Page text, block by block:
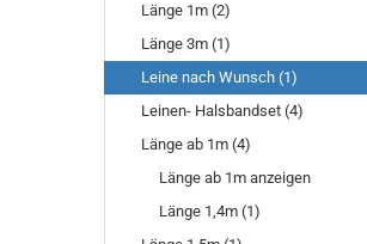
Länge 1m (2)
Länge 3m (1)
Leine nach Wunsch (1)
Leinen- Halsbandset (4)
Länge ab 1m (4)
Länge ab 1m anzeigen
Länge 1,4m (1)